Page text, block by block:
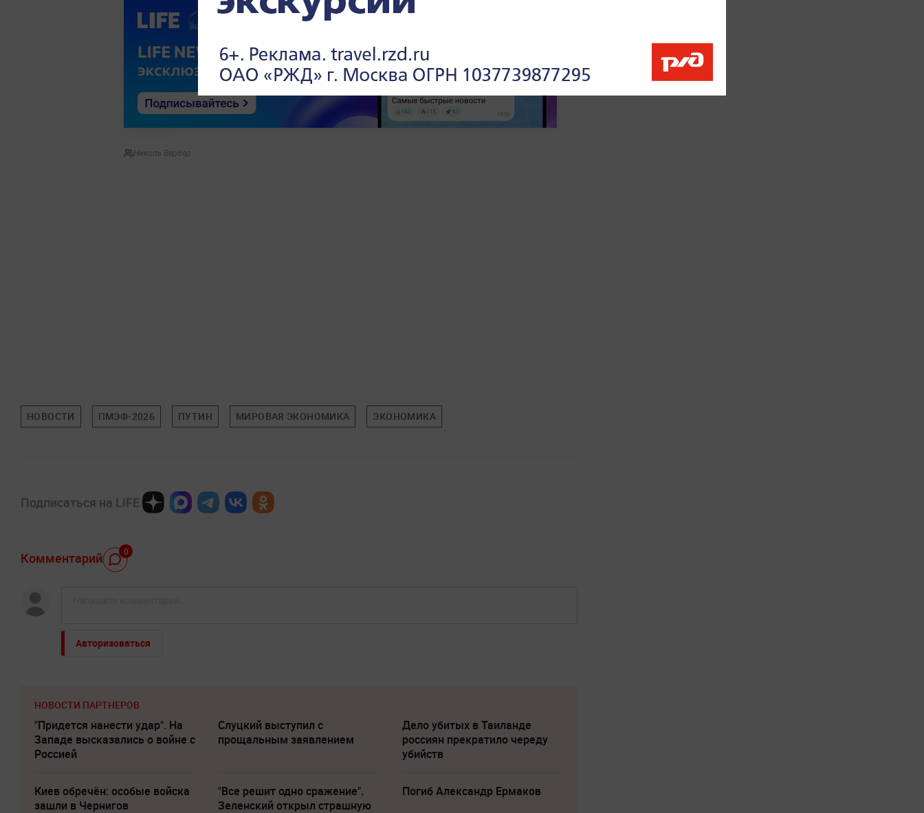
Николь Вербер
НОВОСТИ ПМЭФ-2026 ПУТИН МИРОВАЯ ЭКОНОМИКА ЭКОНОМИКА
Подписаться на LIFE
Комментарий 0
Авторизоваться
НОВОСТИ ПАРТНЕРОВ
"Придется нанести удар". На
Западе высказались о войне с
Россией
Слуцкий выступил с
прощальным заявлением
Дело убитых в Таиланде
россиян прекратило череду
убийств
Киев обречён: особые войска
зашли в Чернигов
"Все решит одно сражение".
Зеленский открыл страшную
Погиб Александр Ермаков